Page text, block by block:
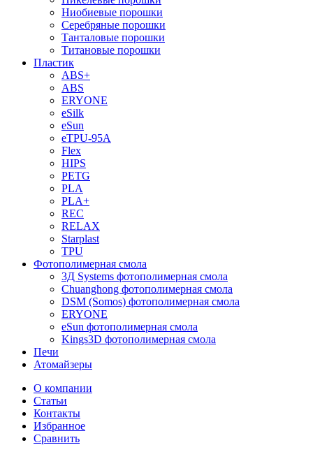
Ниобиевые порошки
Серебряные порошки
Танталовые порошки
Титановые порошки
Пластик
ABS+
ABS
ERYONE
eSilk
eSun
eTPU-95A
Flex
HIPS
PETG
PLA
PLA+
REC
RELAX
Starplast
TPU
Фотополимерная смола
3Д Systems фотополимерная смола
Chuanghong фотополимерная смола
DSM (Somos) фотополимерная смола
ERYONE
eSun фотополимерная смола
Kings3D фотополимерная смола
Печи
Атомайзеры
О компании
Статьи
Контакты
Избранное
Сравнить